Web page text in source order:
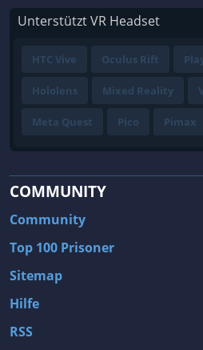
Unterstützt VR Headset
HTC Vive Oculus Rift
Hololens Mixed Reality
Meta Quest Pico Pimax
COMMUNITY
Community
Top 100 Prisoner
Sitemap
Hilfe
RSS